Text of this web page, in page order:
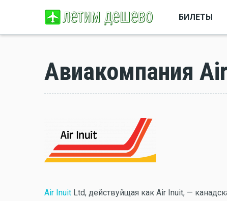
БИЛЕТЫ
Авиакомпания
Air Inuit Ltd, действуйщая как Air Inuit, —